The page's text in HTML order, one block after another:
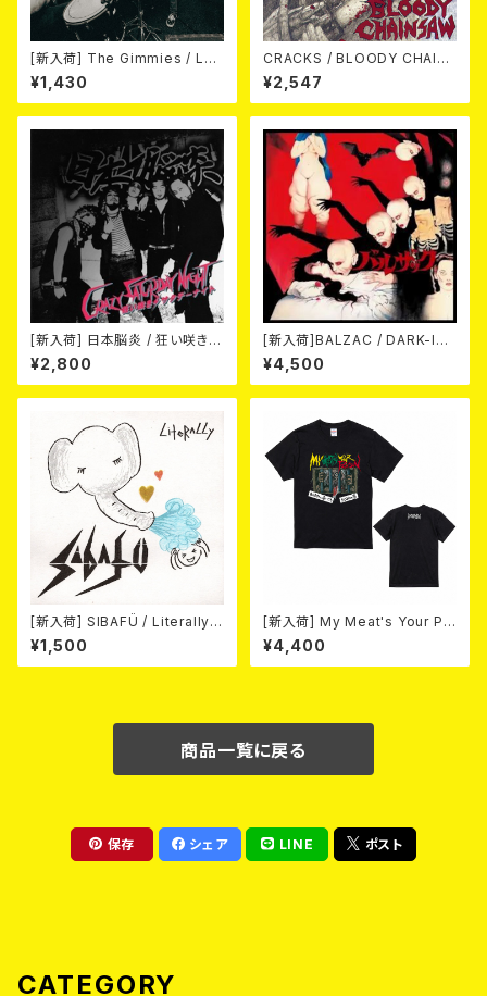
[新入荷] The Gimmies / Los
t Last Recordings (7")
¥1,430
CRACKS / BLOODY CHAIN
SAW (CD)
¥2,547
[新入荷] 日本脳炎 / 狂い咲きサ
タデーナイト(CD)
¥2,800
[新入荷]BALZAC / DARK-IS
M -20th Anniversary Comp
ilation- (2CD)
¥4,500
[新入荷] SIBAFÜ / Literally
(7"EP)
¥1,500
[新入荷] My Meat's Your Po
ison -あんたにゃ毒でもオイラ
にゃ薬- / BLACK T-shirt (S
～XL)
¥4,400
商品一覧に戻る
保存 シェア LINE ポスト
CATEGORY